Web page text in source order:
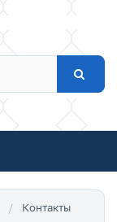
Контакты